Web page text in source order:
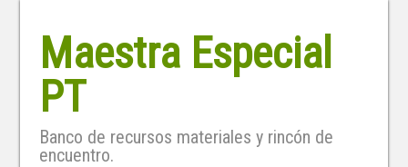
Maestra Especial
PT
Banco de recursos materiales y rincón de
encuentro.